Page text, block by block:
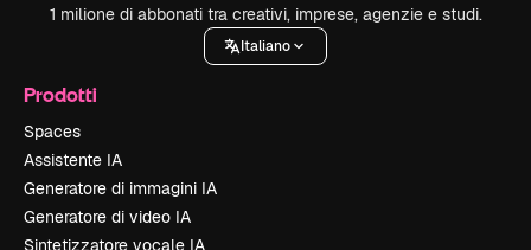
1 milione di abbonati tra creativi, imprese, agenzie e studi.
Italiano
Prodotti
Spaces
Assistente IA
Generatore di immagini IA
Generatore di video IA
Sintetizzatore vocale IA